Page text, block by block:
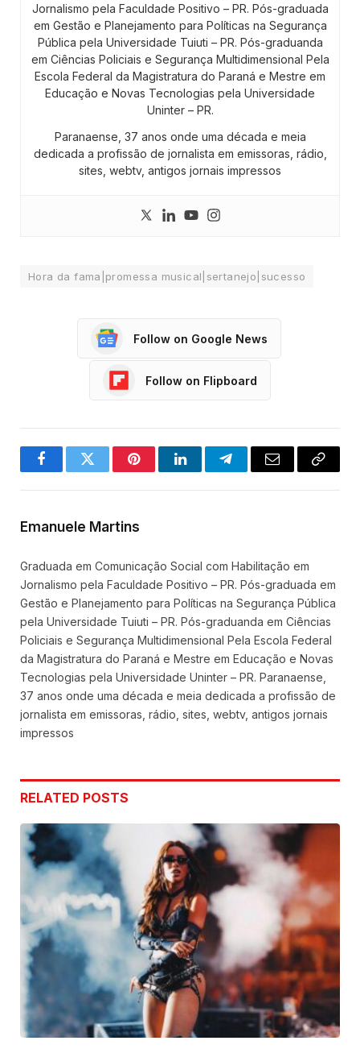
Jornalismo pela Faculdade Positivo – PR. Pós-graduada
em Gestão e Planejamento para Políticas na Segurança
Pública pela Universidade Tuiuti – PR. Pós-graduanda
em Ciências Policiais e Segurança Multidimensional Pela
Escola Federal da Magistratura do Paraná e Mestre em
Educação e Novas Tecnologias pela Universidade
Uninter – PR.
Paranaense, 37 anos onde uma década e meia
dedicada a profissão de jornalista em emissoras, rádio,
sites, webtv, antigos jornais impressos
Hora da fama|promessa musical|sertanejo|sucesso
Follow on Google News
Follow on Flipboard
FacebookTwitter PinterestLinkedInTelegramEmail
Copy
Emanuele Martins
Graduada em Comunicação Social com Habilitação em
Jornalismo pela Faculdade Positivo – PR. Pós-graduada em
Gestão e Planejamento para Políticas na Segurança Pública
pela Universidade Tuiuti – PR. Pós-graduanda em Ciências
Policiais e Segurança Multidimensional Pela Escola Federal
da Magistratura do Paraná e Mestre em Educação e Novas
Tecnologias pela Universidade Uninter – PR. Paranaense,
37 anos onde uma década e meia dedicada a profissão de
jornalista em emissoras, rádio, sites, webtv, antigos jornais
impressos
RELATED POSTS